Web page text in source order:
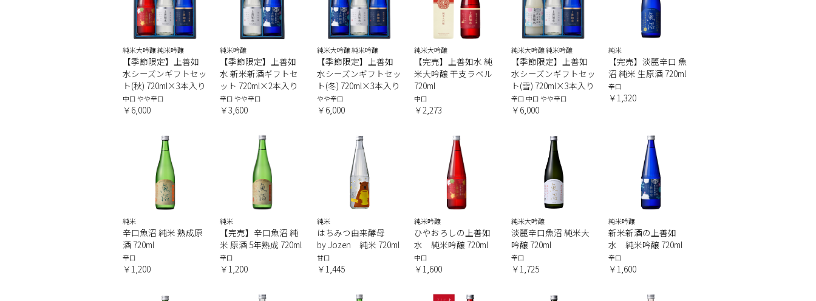
純米大吟醸 純米吟醸
【季節限定】上善如
水シーズンギフトセッ
ト(秋) 720ml×3本入り
中口 やや辛口
￥6,000
純米吟醸
【季節限定】上善如
水 新米新酒ギフトセ
ット 720ml×2本入り
辛口 やや辛口
￥3,600
純米大吟醸 純米吟醸
【季節限定】上善如
水シーズンギフトセッ
ト(冬) 720ml×3本入り
やや辛口
￥6,000
純米大吟醸
【完売】上善如水 純
米大吟醸 干支ラベル
720ml
中口
￥2,273
純米大吟醸 純米吟醸
【季節限定】上善如
水シーズンギフトセッ
ト(雪) 720ml×3本入り
辛口 中口 やや辛口
￥6,000
純米
【完売】淡麗辛口 魚
沼 純米 生原酒 720ml
辛口
￥1,320
純米
辛口魚沼 純米 熟成原
酒 720ml
辛口
￥1,200
純米
【完売】辛口魚沼 純
米 原酒 5年熟成 720ml
辛口
￥1,200
純米
はちみつ由来酵母
by Jozen 純米 720ml
甘口
￥1,445
純米吟醸
ひやおろしの上善如
水 純米吟醸 720ml
中口
￥1,600
純米大吟醸
淡麗辛口魚沼 純米大
吟醸 720ml
辛口
￥1,725
純米吟醸
新米新酒の上善如
水 純米吟醸 720ml
辛口
￥1,600